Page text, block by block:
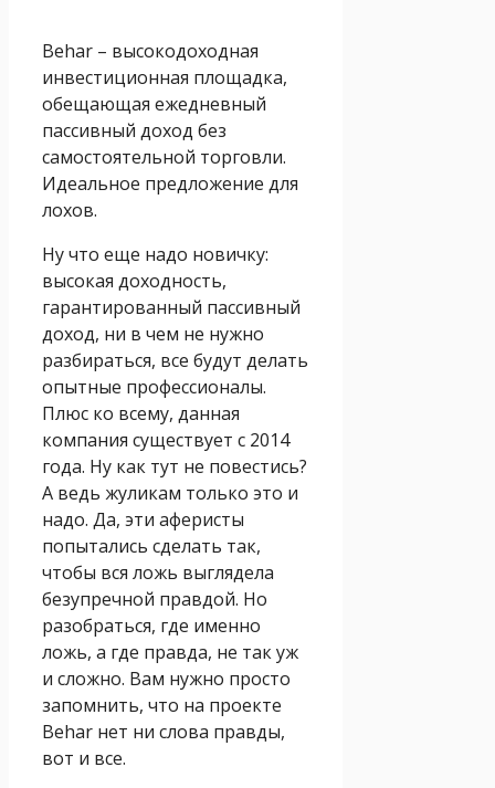
Behar – высокодоходная
инвестиционная площадка,
обещающая ежедневный
пассивный доход без
самостоятельной торговли.
Идеальное предложение для
лохов.
Ну что еще надо новичку:
высокая доходность,
гарантированный пассивный
доход, ни в чем не нужно
разбираться, все будут делать
опытные профессионалы.
Плюс ко всему, данная
компания существует с 2014
года. Ну как тут не повестись?
А ведь жуликам только это и
надо. Да, эти аферисты
попытались сделать так,
чтобы вся ложь выглядела
безупречной правдой. Но
разобраться, где именно
ложь, а где правда, не так уж
и сложно. Вам нужно просто
запомнить, что на проекте
Behar нет ни слова правды,
вот и все.